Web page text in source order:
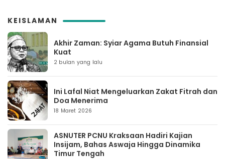
KEISLAMAN
Akhir Zaman: Syiar Agama Butuh Finansial
Kuat
2 bulan yang lalu
Ini Lafal Niat Mengeluarkan Zakat Fitrah dan
Doa Menerima
18 Maret 2026
ASNUTER PCNU Kraksaan Hadiri Kajian
Insijam, Bahas Aswaja Hingga Dinamika
Timur Tengah